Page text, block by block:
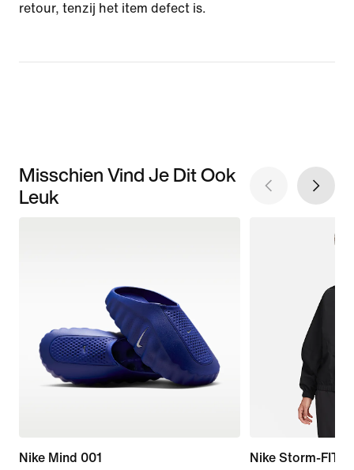
retour, tenzij het item defect is.
Misschien Vind Je Dit Ook
Leuk
Nike Mind 001
Nike Storm-FIT